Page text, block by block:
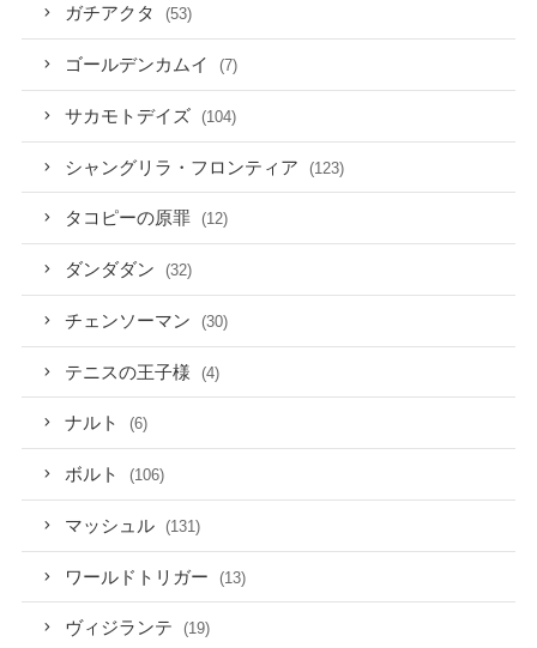
ガチアクタ (53)
ゴールデンカムイ (7)
サカモトデイズ (104)
シャングリラ・フロンティア (123)
タコピーの原罪 (12)
ダンダダン (32)
チェンソーマン (30)
テニスの王子様 (4)
ナルト (6)
ボルト (106)
マッシュル (131)
ワールドトリガー (13)
ヴィジランテ (19)